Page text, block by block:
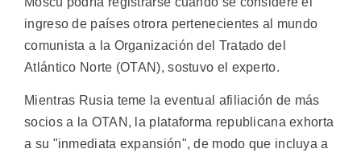
ingreso de países otrora pertenecientes al mundo
comunista a la Organización del Tratado del
Atlántico Norte (OTAN), sostuvo el experto.
Mientras Rusia teme la eventual afiliación de más
socios a la OTAN, la plataforma republicana exhorta
a su "inmediata expansión", de modo que incluya a